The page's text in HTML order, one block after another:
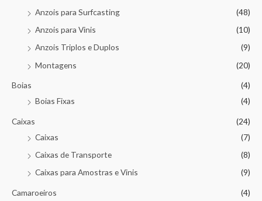
Anzois para Surfcasting
(48)
Anzois para Vinis
(10)
Anzois Triplos e Duplos
(9)
Montagens
(20)
Boias
(4)
Boias Fixas
(4)
Caixas
(24)
Caixas
(7)
Caixas de Transporte
(8)
Caixas para Amostras e Vinis
(9)
Camaroeiros (4)